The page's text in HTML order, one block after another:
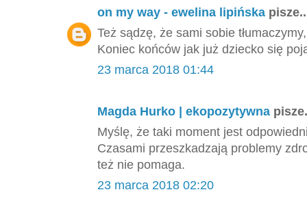
on my way - ewelina lipińska
Też sądzę, że sami sobie
Koniec końców jak już dziecko się
23 marca 2018 01:44
Magda Hurko | ekopozytywna
Myślę, że taki moment jest
Czasami przeszkadzają problemy
też nie pomaga.
23 marca 2018 02:20